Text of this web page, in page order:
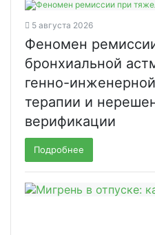
5 августа 2026
Феномен
бронхиальной
генно-
терапии и
верификации
Подробнее